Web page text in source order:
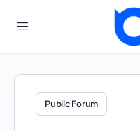
Public Forum